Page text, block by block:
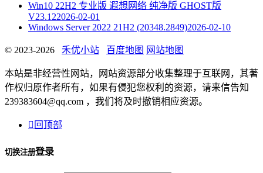
Win10 22H2 专业版 遐想网络 纯净版 GHOST版
V23.122026-02-01
Windows Server 2022 21H2 (20348.2849)2026-02-10
© 2023-2026 禾优小站 百度地图 网站地图
本站是非经营性网站，网站资源部分收集整理于互联网，其著
作权归原作者所有，如果有侵犯您权利的资源，请来信告知
239383604@qq.com ，我们将及时撤销相应资源。
 回顶部
切换注册登录